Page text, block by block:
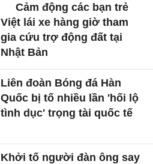
Cảm động các bạn trẻ
Việt lái xe hàng giờ tham
gia cứu trợ động đất tại
Nhật Bản
Liên đoàn Bóng đá Hàn
Quốc bị tố nhiều lần 'hối lộ
tình dục' trọng tài quốc tế
Khởi tố người đàn ông say